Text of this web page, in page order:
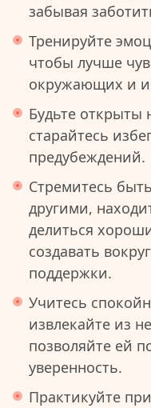
забывая
Тренируйте
чтобы лучше
окружающих и
Будьте открыты
старайтесь
предубеждений.
Стремитесь
другими,
делиться
создавать
поддержки.
Учитесь
извлекайте из
позволяйте ей
уверенность.
Практикуйте